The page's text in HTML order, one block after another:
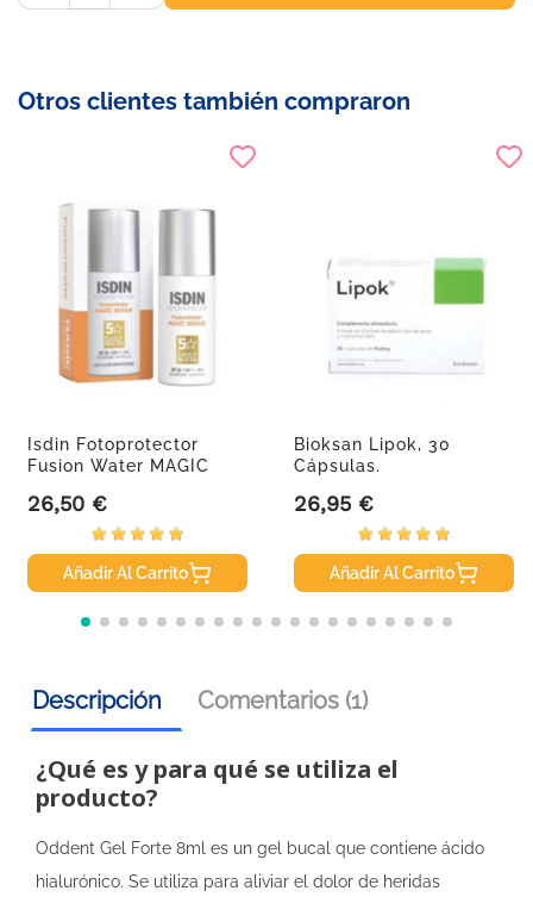
Otros clientes también compraron
Isdin Fotoprotector
Fusion Water MAGIC
Precio
26,50 €
Añadir Al Carrito
Bioksan Lipok, 30
Cápsulas.
Precio
26,95 €
Añadir Al Carrito
Descripción Comentarios (1)
¿Qué es y para qué se utiliza el
producto?
Oddent Gel Forte 8ml es un gel bucal que contiene ácido
hialurónico. Se utiliza para aliviar el dolor de heridas